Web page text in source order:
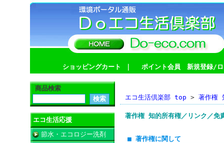
ショッピングカート ポイント会員 新規登録/ロ
商品検索
エコ生活応援
節水・エコロジー洗剤
エコ生活倶楽部 top > 著作権
著作権 知的所有権／リンク／免
■ 著作権に関して